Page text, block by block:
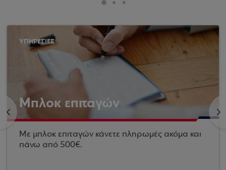
<
ΥΠΗΡΕΣΙΕΣ
Μπλοκ επιταγών
Με μπλοκ επιταγών κάνετε πληρωμές ακόμα και
πάνω από 500€.
>